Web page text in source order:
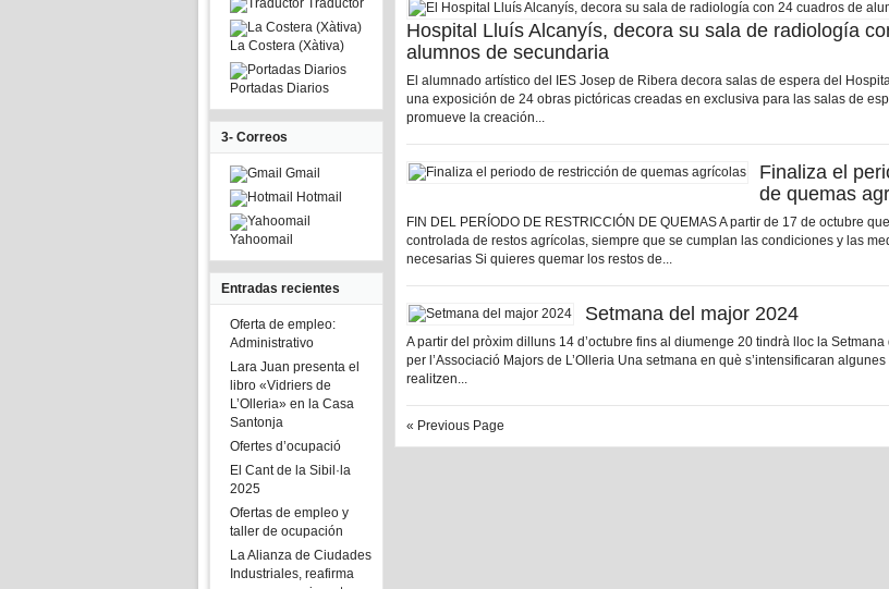
Traductor
La Costera (Xàtiva)
Portadas Diarios
3- Correos
Gmail
Hotmail
Yahoomail
Entradas recientes
Oferta de empleo:
Administrativo
Lara Juan presenta el
libro «Vidriers de
L’Olleria» en la Casa
Santonja
Ofertes d’ocupació
El Cant de la Sibil·la
2025
Ofertas de empleo y
taller de ocupación
La Alianza de Ciudades
Industriales, reafirma
Hospital Lluís Alcanyís, decora su sala de radiología
alumnos de secundaria
El alumnado artístico del IES Josep de Ribera decora salas de espera del
una exposición de 24 obras pictóricas creadas en exclusiva para las salas de
promueve la creación...
Finaliza el
de quemas
FIN DEL PERÍODO DE RESTRICCIÓN DE QUEMAS A partir de 17 de octubre
controlada de restos agrícolas, siempre que se cumplan las condiciones y las
necesarias Si quieres quemar los restos de...
Setmana del major 2024
A partir del pròxim dilluns 14 d’octubre fins al diumenge 20 tindrà lloc la
per l’Associació Majors de L’Olleria Una setmana en què s’intensificaran
realitzen...
« Previous Page